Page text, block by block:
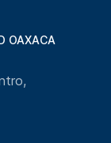
OAXACA